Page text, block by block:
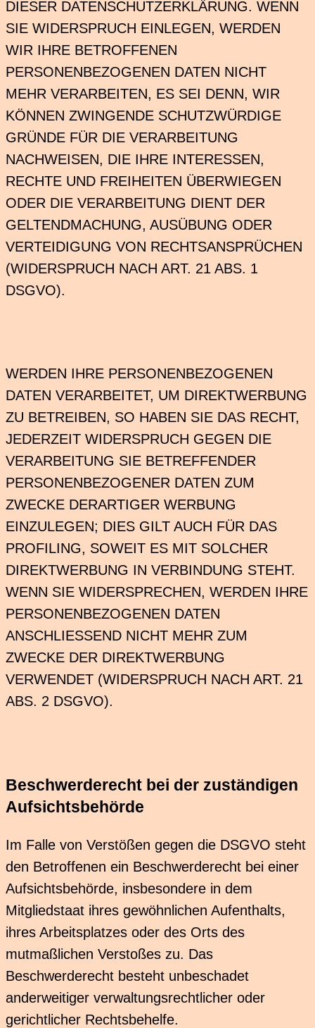
DIESER DATENSCHUTZERKLÄRUNG. WENN
SIE WIDERSPRUCH EINLEGEN, WERDEN
WIR IHRE BETROFFENEN
PERSONENBEZOGENEN DATEN NICHT
MEHR VERARBEITEN, ES SEI DENN, WIR
KÖNNEN ZWINGENDE SCHUTZWÜRDIGE
GRÜNDE FÜR DIE VERARBEITUNG
NACHWEISEN, DIE IHRE INTERESSEN,
RECHTE UND FREIHEITEN ÜBERWIEGEN
ODER DIE VERARBEITUNG DIENT DER
GELTENDMACHUNG, AUSÜBUNG ODER
VERTEIDIGUNG VON RECHTSANSPRÜCHEN
(WIDERSPRUCH NACH ART. 21 ABS. 1
DSGVO).
WERDEN IHRE PERSONENBEZOGENEN
DATEN VERARBEITET, UM DIREKTWERBUNG
ZU BETREIBEN, SO HABEN SIE DAS RECHT,
JEDERZEIT WIDERSPRUCH GEGEN DIE
VERARBEITUNG SIE BETREFFENDER
PERSONENBEZOGENER DATEN ZUM
ZWECKE DERARTIGER WERBUNG
EINZULEGEN; DIES GILT AUCH FÜR DAS
PROFILING, SOWEIT ES MIT SOLCHER
DIREKTWERBUNG IN VERBINDUNG STEHT.
WENN SIE WIDERSPRECHEN, WERDEN IHRE
PERSONENBEZOGENEN DATEN
ANSCHLIESSEND NICHT MEHR ZUM
ZWECKE DER DIREKTWERBUNG
VERWENDET (WIDERSPRUCH NACH ART. 21
ABS. 2 DSGVO).
Beschwerde­recht bei der zuständigen
Aufsichts­behörde
Im Falle von Verstößen gegen die DSGVO steht
den Betroffenen ein Beschwerderecht bei einer
Aufsichtsbehörde, insbesondere in dem
Mitgliedstaat ihres gewöhnlichen Aufenthalts,
ihres Arbeitsplatzes oder des Orts des
mutmaßlichen Verstoßes zu. Das
Beschwerderecht besteht unbeschadet
anderweitiger verwaltungsrechtlicher oder
gerichtlicher Rechtsbehelfe.